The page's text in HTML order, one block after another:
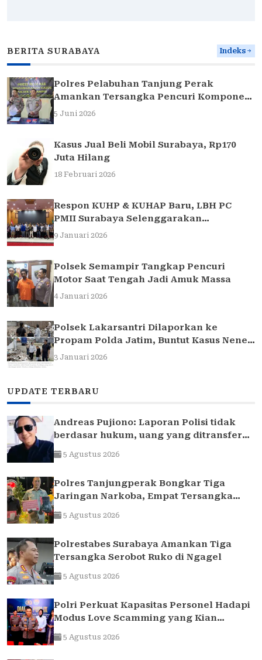
BERITA SURABAYA Indeks
Polres Pelabuhan Tanjung Perak
Amankan Tersangka Pencuri Komponen
Traffic Light di Surabaya
5 Juni 2026
Kasus Jual Beli Mobil Surabaya, Rp170
Juta Hilang
18 Februari 2026
Respon KUHP & KUHAP Baru, LBH PC
PMII Surabaya Selenggarakan
Sarasehan Hukum
9 Januari 2026
Polsek Semampir Tangkap Pencuri
Motor Saat Tengah Jadi Amuk Massa
4 Januari 2026
Polsek Lakarsantri Dilaporkan ke
Propam Polda Jatim, Buntut Kasus Nenek
Elina
3 Januari 2026
UPDATE TERBARU
Andreas Pujiono: Laporan Polisi tidak
berdasar hukum, uang yang ditransfer
ke rekening realitanya tidak sampai 1,7
Milliar
5 Agustus 2026
Polres Tanjungperak Bongkar Tiga
Jaringan Narkoba, Empat Tersangka
Pengedar Diamankan
5 Agustus 2026
Polrestabes Surabaya Amankan Tiga
Tersangka Serobot Ruko di Ngagel
5 Agustus 2026
Polri Perkuat Kapasitas Personel Hadapi
Modus Love Scamming yang Kian
Kompleks
5 Agustus 2026